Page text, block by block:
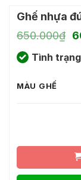
Ghế nhựa
650.000₫
Tình
MÀU GHẾ